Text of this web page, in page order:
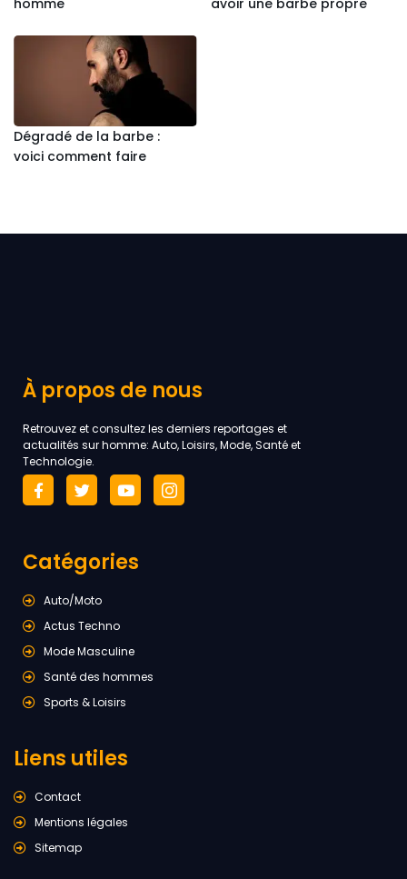
homme
avoir une barbe propre
Dégradé de la barbe :
voici comment faire
À propos de nous
Retrouvez et consultez les derniers reportages et
actualités sur homme: Auto, Loisirs, Mode, Santé et
Technologie.
Catégories
Auto/Moto
Actus Techno
Mode Masculine
Santé des hommes
Sports & Loisirs
Liens utiles
Contact
Mentions légales
Sitemap